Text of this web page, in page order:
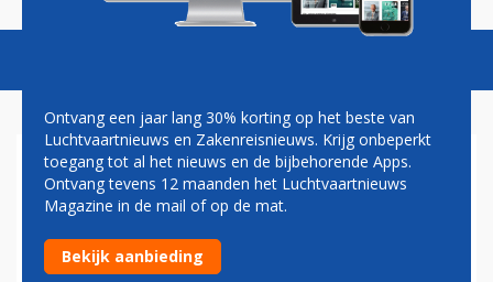
VERHAGEN
'Nederlands kabinet moet komst tweede A380
Emirates voorkomen'
Ontvang een jaar lang 30% korting op het beste van
Luchtvaartnieuws en Zakenreisnieuws. Krijg onbeperkt
toegang tot al het nieuws en de bijbehorende Apps.
Ontvang tevens 12 maanden het Luchtvaartnieuws
Magazine in de mail of op de mat.
Bekijk aanbieding